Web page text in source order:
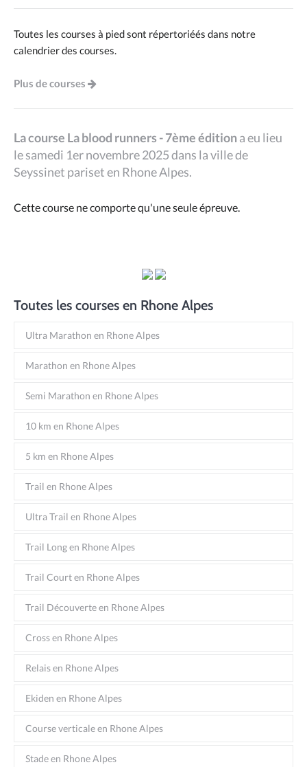
Toutes les courses à pied sont répertoriéés dans notre
calendrier des courses.
Plus de courses
La course La blood runners - 7ème éditiona eu lieu
le samedi 1er novembre 2025 dans la ville de
Seyssinet pariset en Rhone Alpes.
Cette course ne comporte qu'une seule épreuve.
Toutes les courses en Rhone Alpes
Ultra Marathon en Rhone Alpes
Marathon en Rhone Alpes
Semi Marathon en Rhone Alpes
10 km en Rhone Alpes
5 km en Rhone Alpes
Trail en Rhone Alpes
Ultra Trail en Rhone Alpes
Trail Long en Rhone Alpes
Trail Court en Rhone Alpes
Trail Découverte en Rhone Alpes
Cross en Rhone Alpes
Relais en Rhone Alpes
Ekiden en Rhone Alpes
Course verticale en Rhone Alpes
Stade en Rhone Alpes